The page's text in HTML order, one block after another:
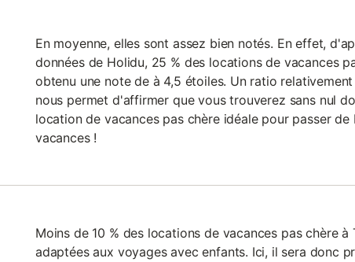
En moyenne, elles sont assez bien notés. En effet,
données de Holidu, 25 % des locations de vacances
obtenu une note de à 4,5 étoiles. Un ratio
nous permet d'affirmer que vous trouverez sans nul
location de vacances pas chère idéale pour passer de
vacances !
Moins de 10 % des locations de vacances pas chère à
adaptées aux voyages avec enfants. Ici, il sera donc